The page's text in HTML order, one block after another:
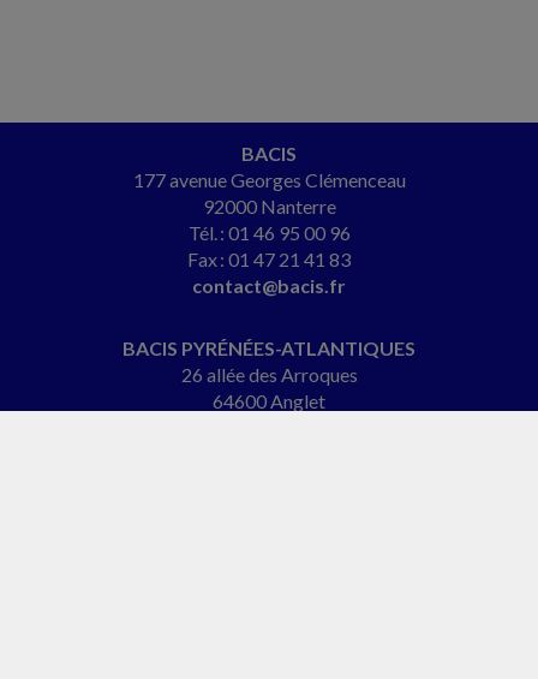
BACIS
177 avenue Georges Clémenceau
92000 Nanterre
Tél. : 01 46 95 00 96
Fax : 01 47 21 41 83
contact@bacis.fr
BACIS PYRÉNÉES-ATLANTIQUES
26 allée des Arroques
64600 Anglet